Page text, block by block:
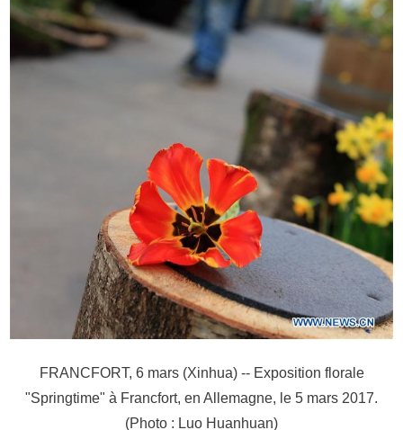
FRANCFORT, 6 mars (Xinhua) -- Exposition florale
"Springtime" à Francfort, en Allemagne, le 5 mars 2017.
(Photo : Luo Huanhuan)